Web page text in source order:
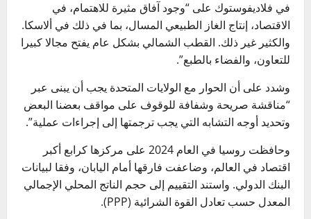
في فلاديفوستوك على “وجود آفاق مثيرة للاهتمام، في
الاقتصاد، إنتاج الغاز الطبيعي المسال، بما في ذلك في ألاسكا.
والكثير غير ذلك. القطب الشمالي بشكل عام يفتح مجالا كبيرا
للتعاون، والفضاء بالطبع”.
وشدد على أن الحوار مع الولايات المتحدة يجب أن يبنى عبر
“مناقشة صريحة وشفافة للوقوف على مواقف بعضنا البعض
وتحديد أوجه التشابه التي يجب ترجمتها إلى إجراءات عملية”.
وحافظت روسيا في العام 2024 على مركزها كرابع أكبر
اقتصاد في العالم، وضاعفت فارقها أمام اليابان، وفقا لبيانات
البنك الدولي. واستند التقييم إلى حجم الناتج المحلي الإجمالي
المعدل حسب تعادل القوة الشرائية (PPP).